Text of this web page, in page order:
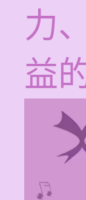
力
益